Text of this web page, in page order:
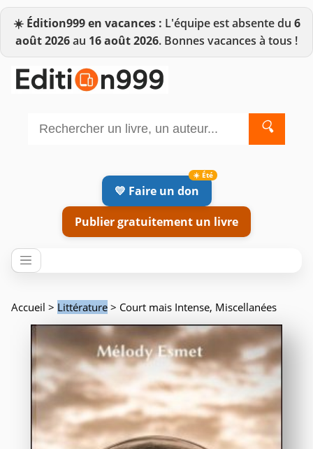
☀️ Édition999 en vacances : L'équipe est absente du 6
août 2026au 16 août 2026. Bonnes vacances à tous !
🔍
💛 Faire un don
Publier gratuitement un livre
Accueil > Littérature > Court mais Intense, Miscellanées